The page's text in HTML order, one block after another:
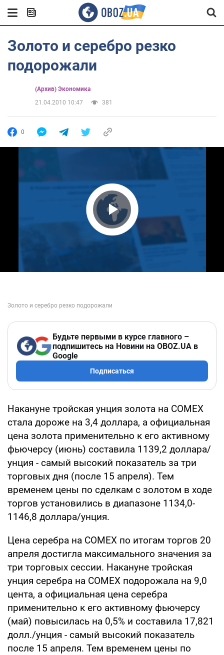
Золото и серебро резко
подорожали
(Архив) Экономика
21.04.2010 10:47
381
0
Play Video
Будьте первыми в курсе главного –
подпишитесь на Новини на OBOZ.UA в
Google
Подписаться
Накануне тройская унция золота на COMEX
стала дороже на 3,4 доллара, а официальная
цена золота применительно к его активному
фьючерсу (июнь) составила 1139,2 доллара/
унция - самый высокий показатель за три
торговых дня (после 15 апреля). Тем
временем цены по сделкам с золотом в ходе
торгов установились в диапазоне 1134,0-
1146,8 доллара/унция.
Цена серебра на COMEX по итогам торгов 20
апреля достигла максимального значения за
три торговых сессии. Накануне тройская
унция серебра на COMEX подорожала на 9,0
цента, а официальная цена серебра
применительно к его активному фьючерсу
(май) повысилась на 0,5% и составила 17,821
долл./унция - самый высокий показатель
после 15 апреля. Тем временем цены по